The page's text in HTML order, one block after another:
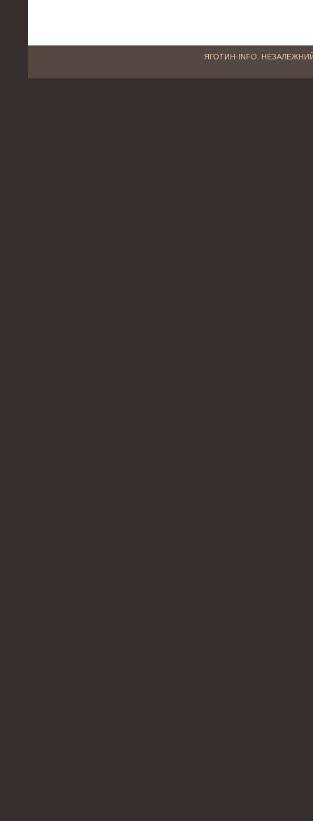
ЯГОТИН-INFO.